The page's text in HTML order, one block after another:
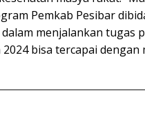
Pemkab Pesibar
menjalankan tugas
bisa tercapai dengan